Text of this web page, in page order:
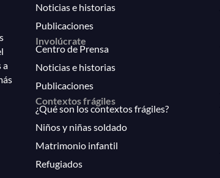
a
Noticias e historias
Publicaciones
Involúcrate
Centro de Prensa
Noticias e historias
Publicaciones
Contextos frágiles
¿Qué son los contextos frágiles?
Niños y niñas soldado
Matrimonio infantil
Refugiados